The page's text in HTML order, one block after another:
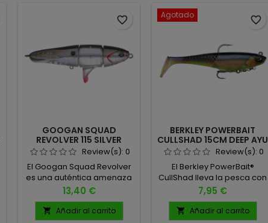
GOOGAN SQUAD
REVOLVER 115 SILVER
FLASHReview(s): 0
El Googan Squad Revolver
es una auténtica amenaza
en la superficie, diseñado
para atraer peces con una
acción disruptiva y un
Precio
13,40 €
 Añadir al carrito
favorite_border Agotado
BERKLEY POWERBAIT
CULLSHAD 15CM DEEP AYU
GREENReview(s): 0
El Berkley PowerBait®
CullShad lleva la pesca con
swimbaits de poca
profundidad a un nuevo
nivel. Su perfil voluminoso
Precio
7,95 €
 Añadir al carrito
favorite_border